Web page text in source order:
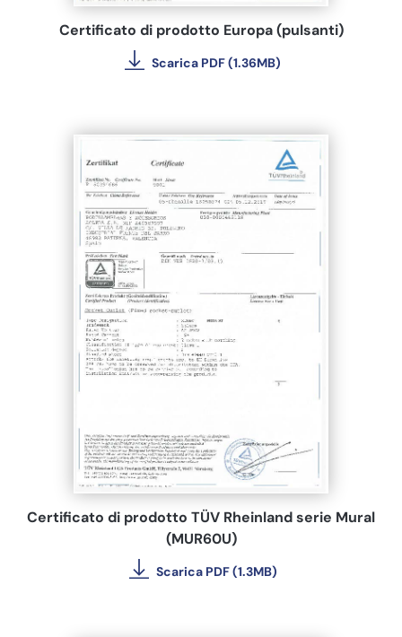
Certificato di prodotto Europa (pulsanti)
Scarica PDF (1.36MB)
Certificato di prodotto TÜV Rheinland serie Mural
(MUR60U)
Scarica PDF (1.3MB)